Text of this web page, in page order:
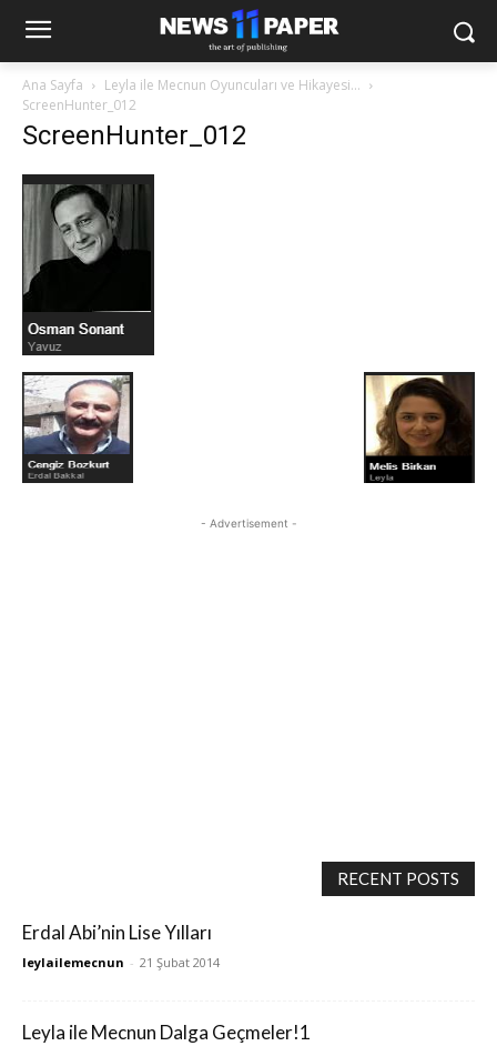
Ana Sayfa
Leyla ile Mecnun Oyuncuları ve Hikayesi…
ScreenHunter_012
ScreenHunter_012
- Advertisement -
RECENT POSTS
Erdal Abi’nin Lise Yılları
leylailemecnun - 21 Şubat 2014
Leyla ile Mecnun Dalga Geçmeler!1